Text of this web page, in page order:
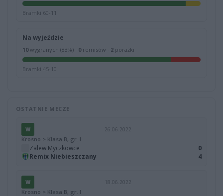
Bramki 60-11
Na wyjeździe
10wygranych (83%) · 0remisów · 2 porażki
Bramki 45-10
OSTATNIE MECZE
W 26.06.2022
Krosno > Klasa B, gr. I
Zalew Myczkowce
0
Remix Niebieszczany
4
W 18.06.2022
Krosno > Klasa B, gr. I